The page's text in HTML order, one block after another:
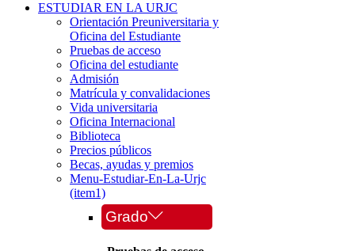
ESTUDIAR EN LA URJC
Orientación Preuniversitaria y
Oficina del Estudiante
Pruebas de acceso
Oficina del estudiante
Admisión
Matrícula y convalidaciones
Vida universitaria
Oficina Internacional
Biblioteca
Precios públicos
Becas, ayudas y premios
Menu-Estudiar-En-La-Urjc
(item1)
Grado